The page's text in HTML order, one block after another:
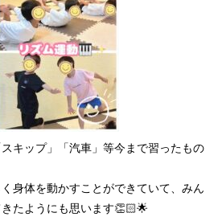
スキップ」「汽車」等今まで習ったもの
身体を動かすことができていて、みん
たようにも思います👏🏻🌟